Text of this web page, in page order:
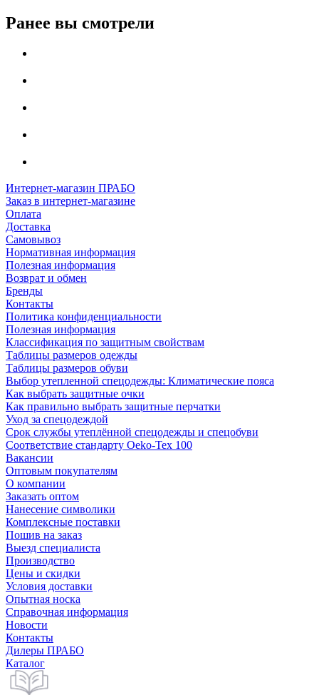
Ранее вы смотрели
Интернет-магазин ПРАБО
Заказ в интернет-магазине
Оплата
Доставка
Самовывоз
Нормативная информация
Полезная информация
Возврат и обмен
Бренды
Контакты
Политика конфиденциальности
Полезная информация
Классификация по защитным свойствам
Таблицы размеров одежды
Таблицы размеров обуви
Выбор утепленной спецодежды: Климатические пояса
Как выбрать защитные очки
Как правильно выбрать защитные перчатки
Уход за спецодеждой
Срок службы утеплённой спецодежды и спецобуви
Соответствие стандарту Oeko-Tex 100
Вакансии
Оптовым покупателям
О компании
Заказать оптом
Нанесение символики
Комплексные поставки
Пошив на заказ
Выезд специалиста
Производство
Цены и скидки
Условия доставки
Опытная носка
Справочная информация
Новости
Контакты
Дилеры ПРАБО
Каталог